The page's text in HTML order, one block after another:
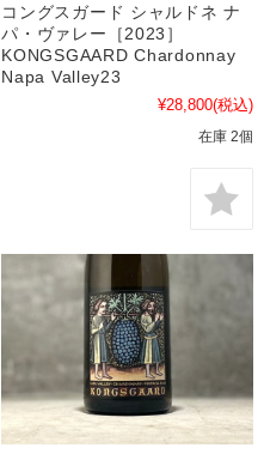
コングスガード シャルドネ ナ
パ・ヴァレー［2023］
KONGSGAARD Chardonnay
Napa Valley23
¥28,800(税込)
在庫 2個